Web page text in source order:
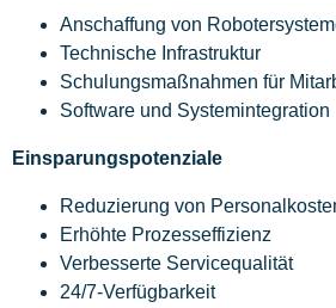
Anschaffung von
Technische Infrastruktur
Schulungsmaßnahmen für
Software und Systemintegration
Einsparungspotenziale
Reduzierung von
Erhöhte Prozesseffizienz
Verbesserte Servicequalität
24/7-Verfügbarkeit